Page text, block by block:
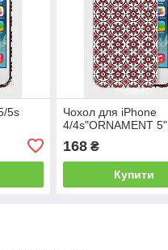
5s
Чохол для iPhone
4/4s"ORNAMENT 5".
168₴
Купити